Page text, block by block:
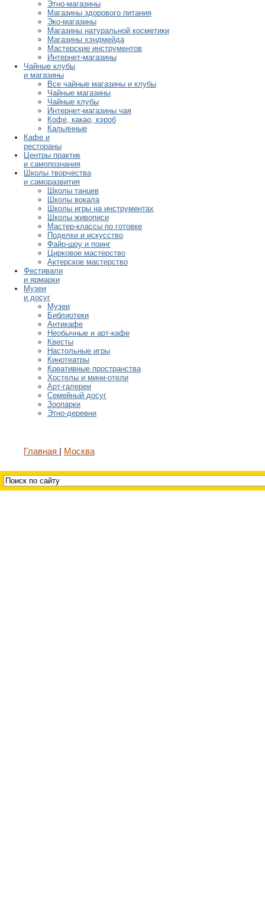
Этно-магазины
Магазины здорового питания
Эко-магазины
Магазины натуральной косметики
Магазины хэндмейда
Мастерские инструментов
Интернет-магазины
Чайные клубы
и магазины
Все чайные магазины и клубы
Чайные магазины
Чайные клубы
Интернет-магазины чая
Кофе, какао, кэроб
Кальянные
Кафе и
рестораны
Центры практик
и самопознания
Школы творчества
и саморазвития
Школы танцев
Школы вокала
Школы игры на инструментах
Школы живописи
Мастер-классы по готовке
Поделки и искусство
Файр-шоу и поинг
Цирковое мастерство
Актерское мастерство
Фестивали
и ярмарки
Музеи
и досуг
Музеи
Библиотеки
Антикафе
Необычные и арт-кафе
Квесты
Настольные игры
Кинотеатры
Креативные пространства
Хостелы и мини-отели
Арт-галереи
Семейный досуг
Зоопарки
Этно-деревни
Главная Москва